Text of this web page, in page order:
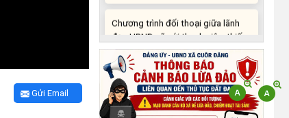
Gửi Email
Chương trình đối thoại giữa lãnh
đạo UBND xã với thanh niên, thiếu
nhi trên địa bàn xã năm 2026
(14/05/2026)
Chương trình kỷ niệm 85 năm
ngày thành lập Đội TNTP Hồ Chí
Minh (15/05/1941 –